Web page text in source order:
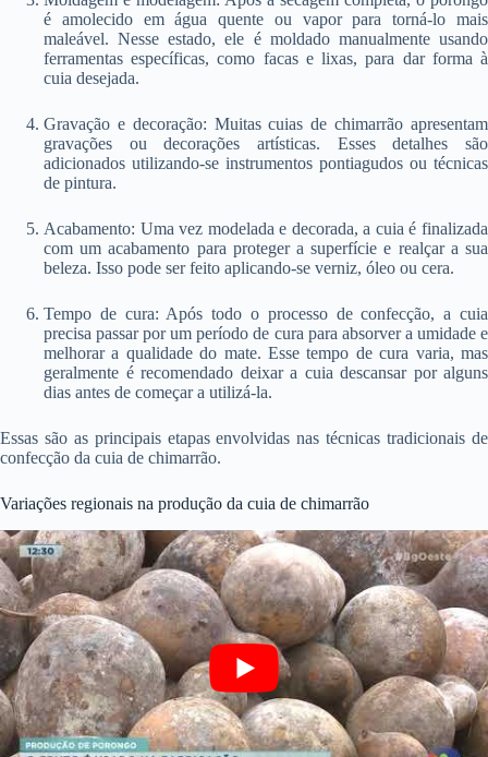
é amolecido em água quente ou vapor para torná-lo mais
maleável. Nesse estado, ele é moldado manualmente usando
ferramentas específicas, como facas e lixas, para dar forma à
cuia desejada.
Gravação e decoração: Muitas cuias de chimarrão apresentam
gravações ou decorações artísticas. Esses detalhes são
adicionados utilizando-se instrumentos pontiagudos ou técnicas
de pintura.
Acabamento: Uma vez modelada e decorada, a cuia é finalizada
com um acabamento para proteger a superfície e realçar a sua
beleza. Isso pode ser feito aplicando-se verniz, óleo ou cera.
Tempo de cura: Após todo o processo de confecção, a cuia
precisa passar por um período de cura para absorver a umidade e
melhorar a qualidade do mate. Esse tempo de cura varia, mas
geralmente é recomendado deixar a cuia descansar por alguns
dias antes de começar a utilizá-la.
Essas são as principais etapas envolvidas nas técnicas tradicionais de
confecção da cuia de chimarrão.
Variações regionais na produção da cuia de chimarrão